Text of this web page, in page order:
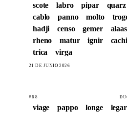
scote
labro pipar quarz
cablo
panno molto
hadji
censo gemer alaas
rheno
matur ignir cachi
trica
virga
21 DE JUNIO 2026
#68
viage pappo longe legar